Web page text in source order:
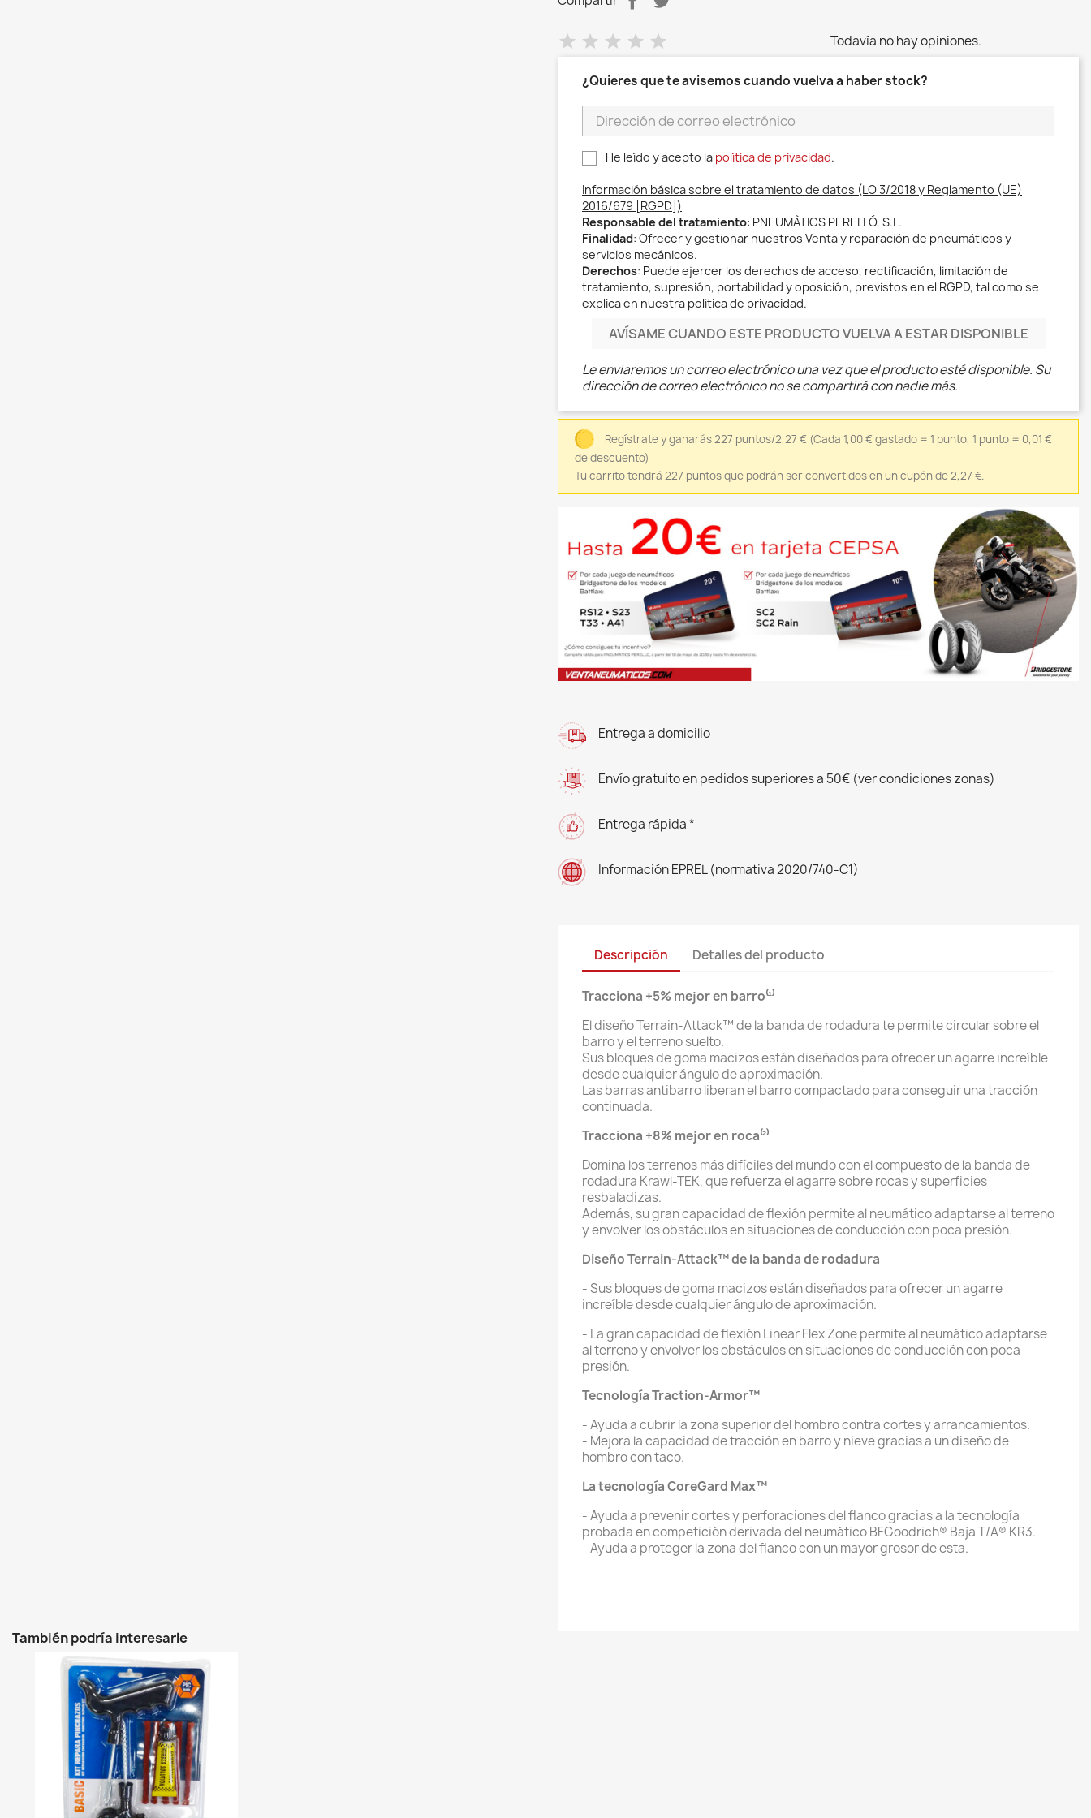
Todavía no hay opiniones.
¿Quieres que te avisemos cuando vuelva a haber stock?
He leído y acepto la política de privacidad.
Información básica sobre el tratamiento de datos (LO 3/2018 y Reglamento (UE)
2016/679 [RGPD])
Responsable del tratamiento: PNEUMÀTICS PERELLÓ, S.L.
Finalidad: Ofrecer y gestionar nuestros Venta y reparación de pneumáticos y
servicios mecánicos.
Derechos: Puede ejercer los derechos de acceso, rectificación, limitación de
tratamiento, supresión, portabilidad y oposición, previstos en el RGPD, tal como se
explica en nuestra política de privacidad.
AVÍSAME CUANDO ESTE PRODUCTO VUELVA A ESTAR DISPONIBLE
Le enviaremos un correo electrónico una vez que el producto esté disponible. Su
dirección de correo electrónico no se compartirá con nadie más.
Regístrate y ganarás 227 puntos/2,27 € (Cada 1,00 € gastado = 1 punto, 1 punto = 0,01 €
de descuento)
Tu carrito tendrá 227 puntos que podrán ser convertidos en un cupón de 2,27 €.
Entrega a domicilio
Envío gratuito en pedidos superiores a 50€ (ver condiciones zonas)
Entrega rápida *
Información EPREL (normativa 2020/740-C1)
Descripción Detalles del producto
Tracciona +5% mejor en barro⁽¹⁾
El diseño Terrain-Attack™ de la banda de rodadura te permite circular sobre el
barro y el terreno suelto.
Sus bloques de goma macizos están diseñados para ofrecer un agarre increíble
desde cualquier ángulo de aproximación.
Las barras antibarro liberan el barro compactado para conseguir una tracción
continuada.
Tracciona +8% mejor en roca⁽²⁾
Domina los terrenos más difíciles del mundo con el compuesto de la banda de
rodadura Krawl-TEK, que refuerza el agarre sobre rocas y superficies
resbaladizas.
Además, su gran capacidad de flexión permite al neumático adaptarse al terreno
y envolver los obstáculos en situaciones de conducción con poca presión.
Diseño Terrain-Attack™ de la banda de rodadura
- Sus bloques de goma macizos están diseñados para ofrecer un agarre
increíble desde cualquier ángulo de aproximación.
- La gran capacidad de flexión Linear Flex Zone permite al neumático adaptarse
al terreno y envolver los obstáculos en situaciones de conducción con poca
presión.
Tecnología Traction-Armor™
- Ayuda a cubrir la zona superior del hombro contra cortes y arrancamientos.
- Mejora la capacidad de tracción en barro y nieve gracias a un diseño de
hombro con taco.
La tecnología CoreGard Max™
- Ayuda a prevenir cortes y perforaciones del flanco gracias a la tecnología
probada en competición derivada del neumático BFGoodrich® Baja T/A® KR3.
- Ayuda a proteger la zona del flanco con un mayor grosor de esta.
También podría interesarle